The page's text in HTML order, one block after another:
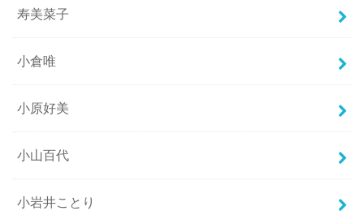
寿美菜子
小倉唯
小原好美
小山百代
小岩井ことり